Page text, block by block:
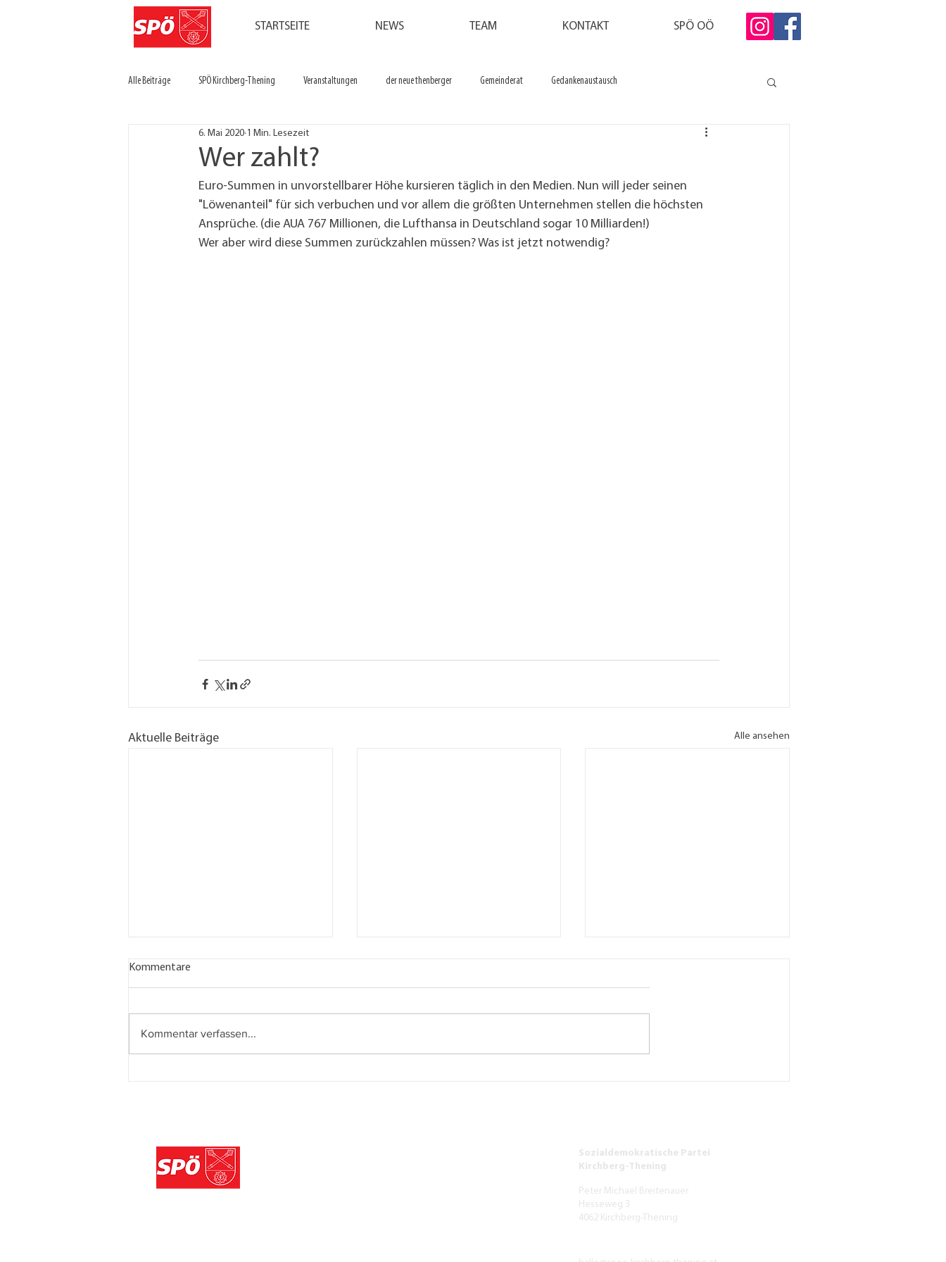
STARTSEITE NEWS TEAM KONTAKT SPÖ OÖ
Alle Beiträge SPÖ Kirchberg-Thening Veranstaltungen der neue thenberger Gemeinderat Gedankenaustausch
Wer zahlt?
6. Mai 2020 1 Min. Lesezeit
Euro-Summen in unvorstellbarer Höhe kursieren täglich in den Medien. Nun will jeder seinen
"Löwenanteil" für sich verbuchen und vor allem die größten Unternehmen stellen die höchsten
Ansprüche. (die AUA 767 Millionen, die Lufthansa in Deutschland sogar 10 Milliarden!)
Wer aber wird diese Summen zurückzahlen müssen? Was ist jetzt notwendig?
Aktuelle Beiträge Alle ansehen
Kommentare
Kommentar verfassen...
Sozialdemokratische Partei
Kirchberg-Thening
Peter Michael Breitenauer
Hesseweg 3
4062 Kirchberg-Thening